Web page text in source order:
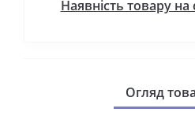
Наявність товару на
Огляд